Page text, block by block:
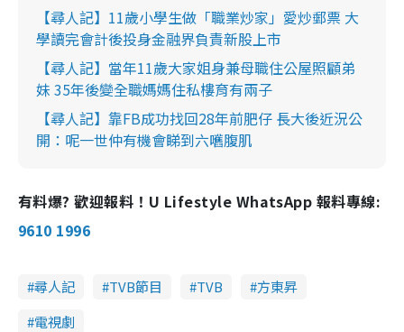
【尋人記】11歲小學生做「職業炒家」愛炒郵票 大
學讀完會計後投身金融界負責新股上市
【尋人記】當年11歲大家姐身兼母職住公屋照顧弟
妹 35年後變全職媽媽住私樓育有兩子
【尋人記】靠FB成功找回28年前肥仔 長大後近況公
開：呢一世仲有機會睇到六嚿腹肌
有料爆? 歡迎報料！U Lifestyle WhatsApp 報料專線:
9610 1996
尋人記 TVB節目 TVB
方東昇
電視劇